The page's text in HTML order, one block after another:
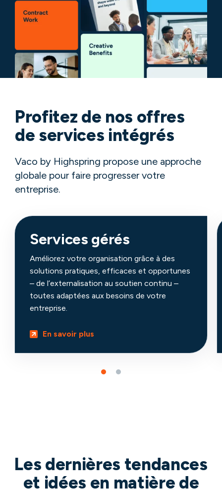
Profitez de nos offres
de services intégrés
Vaco by Highspring propose une approche
globale pour faire progresser votre
entreprise.
Services gérés
Améliorez votre organisation grâce à des
solutions pratiques, efficaces et opportunes
– de l’externalisation au soutien continu –
toutes adaptées aux besoins de votre
entreprise.
En savoir plus
Les dernières tendances
et idées en matière de